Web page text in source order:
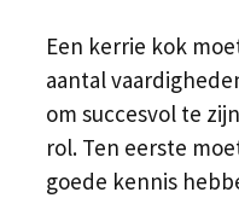
Een kerrie kok
aantal
om succesvol te
rol. Ten eerste
goede kennis